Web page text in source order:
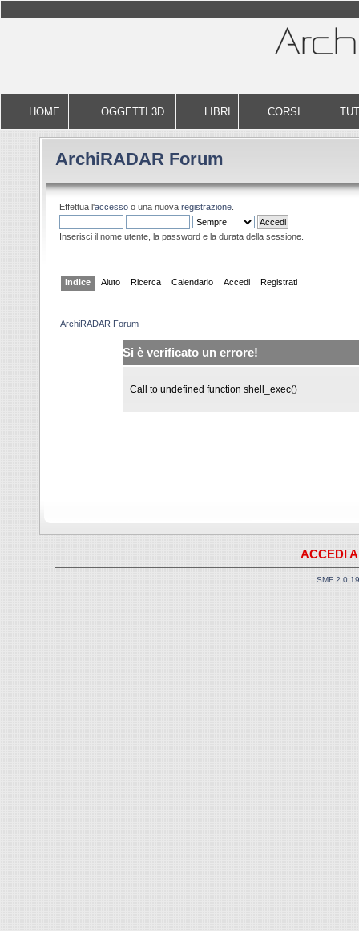
HOME OGGETTI 3D LIBRI CORSI
ArchiRADAR Forum
Effettua l'accesso o una nuova registrazione.
Inserisci il nome utente, la password e la durata della sessione.
Indice Aiuto Ricerca Calendario Accedi Registrati
ArchiRADAR Forum
Si è verificato un errore!
Call to undefined function shell_exec()
ACCEDI
SMF 2.0.19